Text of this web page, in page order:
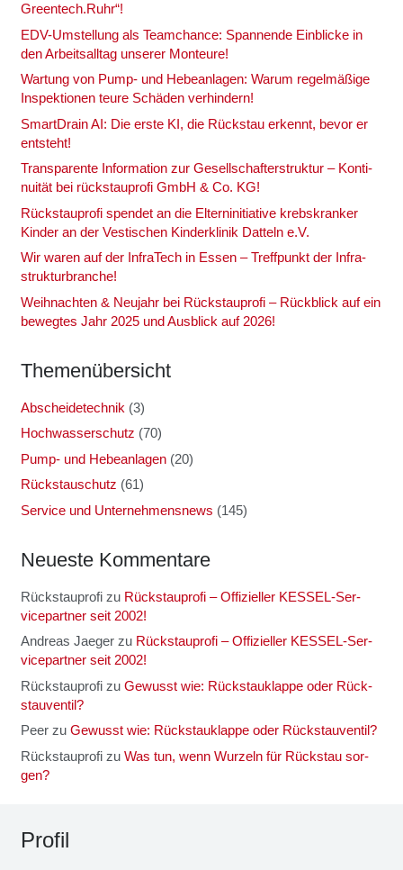
Greentech.Ruhr“!
EDV-Umstel­lung als Team­chan­ce: Span­nen­de Ein­bli­cke in
den Arbeits­all­tag unse­rer Mon­teu­re!
War­tung von Pump- und Hebe­an­la­gen: War­um regel­mä­ßi­ge
Inspek­tio­nen teu­re Schä­den ver­hin­dern!
Smart­Drain AI: Die ers­te KI, die Rück­stau erkennt, bevor er
ent­steht!
Trans­pa­ren­te Infor­ma­ti­on zur Gesell­schaf­ter­struk­tur – Kon­ti­
nui­tät bei rück­stau­pro­fi GmbH & Co. KG!
Rück­stau­pro­fi spen­det an die Eltern­in­itia­ti­ve krebs­kran­ker
Kin­der an der Ves­ti­schen Kin­der­kli­nik Dat­teln e.V.
Wir waren auf der Infra­Tech in Essen – Treff­punkt der Infra­
struk­tur­bran­che!
Weih­nach­ten & Neu­jahr bei Rück­stau­pro­fi – Rück­blick auf ein
beweg­tes Jahr 2025 und Aus­blick auf 2026!
The­men­über­sicht
Abscheidetechnik (3)
Hochwasserschutz (70)
Pump- und Hebeanlagen(20)
Rückstauschutz (61)
Service und Unternehmensnews (145)
Neu­es­te Kom­men­ta­re
Rückstauprofizu Rück­stau­pro­fi – Offi­zi­el­ler KES­SEL-Ser­
vice­part­ner seit 2002!
Andreas Jaegerzu Rück­stau­pro­fi – Offi­zi­el­ler KES­SEL-Ser­
vice­part­ner seit 2002!
Rückstauprofizu Gewusst wie: Rück­stau­klap­pe oder Rück­
stau­ven­til?
Peerzu Gewusst wie: Rück­stau­klap­pe oder Rück­stau­ven­til?
Rückstauprofizu Was tun, wenn Wur­zeln für Rück­stau sor­
gen?
Pro­fil